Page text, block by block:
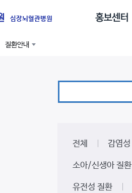
심장뇌혈관병원
질환안내
전체 감염
소아/신생아 질환
유전성 질환